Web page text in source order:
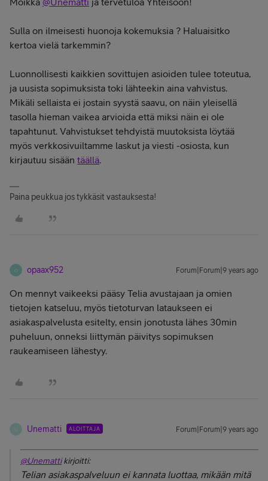
Sulla on ilmeisesti huonoja kokemuksia ? Haluaisitko
kertoa vielä tarkemmin?
Luonnollisesti kaikkien sovittujen asioiden tulee toteutua,
ja uusista sopimuksista toki lähteekin aina vahvistus.
Mikäli sellaista ei jostain syystä saavu, on näin yleisellä
tasolla hieman vaikea arvioida että miksi näin ei ole
tapahtunut. Vahvistukset tehdyistä muutoksista löytää
myös verkkosivuiltamme laskut ja viesti -osiosta, kun
kirjautuu sisään täällä.
Paina peukkua jos tykkäsit vastauksesta!
O opaax952 Forum|Forum|9 years ago
On mennyt vaikeeksi pääsy Telia avustajaan ja omien
tietojen katseluu, myös tietoturvan lataukseen ei
asiakaspalvelusta esitelty, ensin jonotusta lähes 30min
puheluun, onneksi liittymän päivitys sopimuksen
raukeamiseen lähestyy.
Unematti ALOITTAJA Forum|Forum|9 years ago
@Unemattikirjoitti:
Telian asiakaspalveluun ei kannata luottaa, mikään mitä